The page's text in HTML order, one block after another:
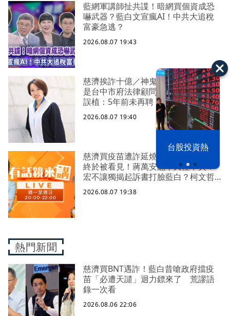
台股投資熱
藍網軍講師扯共諜！暗網買個資成恐
嚇武器？藍白文宣瘋AI！中共大追稅
富豪急逃？
2026.08.07 19:43
慈濟挨詐十億／神鬼律師陳昱瑄被爆
是台中市府法律顧問 法制局稱檔案
誤植：5年前未再聘
2026.08.07 19:40
慈濟買疫苗遭詐延燒！陳時中嘆真相
終於被看見！蔣萬安翻車又怪中央？
宏不讓獨揭起訴書打臉藍白？柯文哲
生日嚇一大跳忘記腳傷？虐童案再
爆！北市府突襲稽查變套招？
2026.08.07 19:38
熱門新聞
慈濟買BNT遇詐！藍白昔嗆政府擋疫
苗「必遭天譴」迴力鏢來了 荒謬語
錄一次看
2026.08.06 22:06